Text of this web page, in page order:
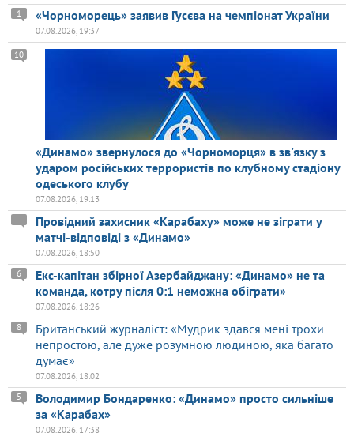
«Чорноморець» заявив Гусєва на чемпіонат України
1
07.08.2026, 19:37
«Динамо» звернулося до «Чорноморця» в зв'язку з
ударом російських террористів по клубному стадіону
одеського клубу
10
07.08.2026, 19:13
Провідний захисник «Карабаху» може не зіграти у
матчі-відповіді з «Динамо»
07.08.2026, 18:50
Екс-капітан збірної Азербайджану: «Динамо» не та
команда, котру після 0:1 неможна обіграти»
6
07.08.2026, 18:26
Британський журналіст: «Мудрик здався мені трохи
непростою, але дуже розумною людиною, яка багато
думає»
8
07.08.2026, 18:02
Володимир Бондаренко: «Динамо» просто сильніше
за «Карабах»
5
07.08.2026, 17:38